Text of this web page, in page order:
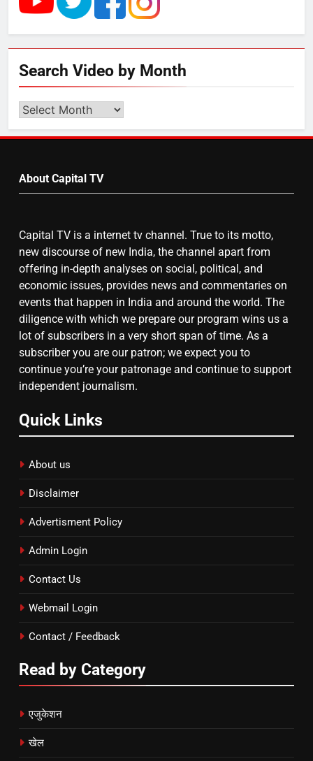
डेयरी, कुटीर उद्योग और स्वरोजगार को
राम की नगरी अयोध्या में आने वाले भक्तों
का स्वागत करेगा लक्ष्मण द्वार
बढ़ा पंचायतों का बजट
7
गाजा युद्धविराम को लेकर बड़ी खबरें
8
चुनाव से पहले लालू परिवार पर बड़ा झटका,
दिल्ली कोर्ट ने IRCTC घोटाले में आरोप
तय किए
Search Video by Month
Search
by
About Capital TV
Capital TV is a internet tv channel. True to its motto,
new discourse of new India, the channel apart from
offering in-depth analyses on social, political, and
economic issues, provides news and commentaries on
events that happen in India and around the world. The
diligence with which we prepare our program wins us a
lot of subscribers in a very short span of time. As a
subscriber you are our patron; we expect you to
continue you’re your patronage and continue to support
independent journalism.
Quick Links
About us
Disclaimer
Advertisment Policy
Admin Login
Contact Us
Webmail Login
Contact / Feedback
Read by Category
एजुकेशन
खेल